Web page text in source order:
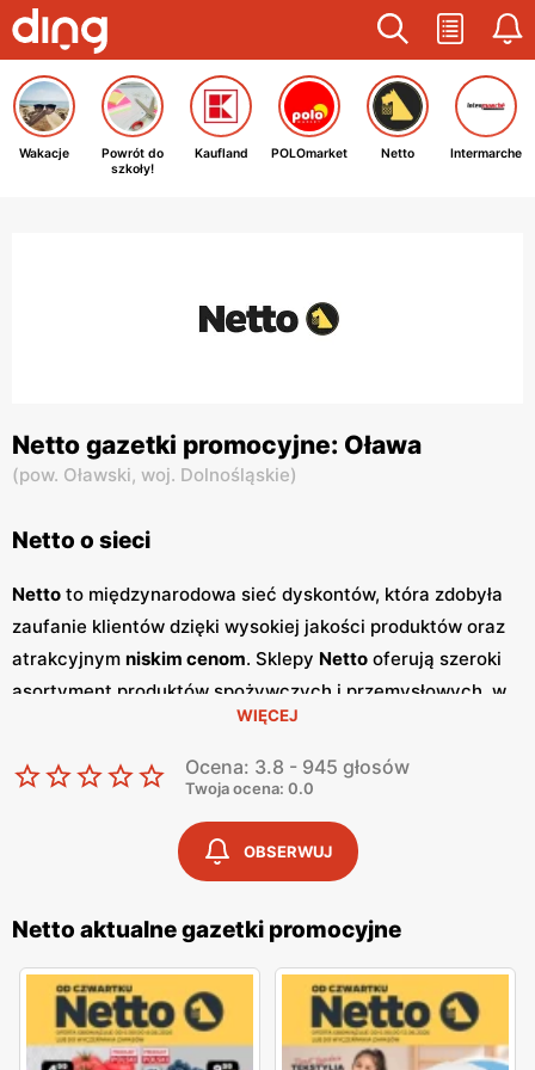
Wakacje
Powrót do
szkoły!
Kaufland POLOmarket Netto Intermarche
Netto gazetki promocyjne: Oława
(pow. Oławski, woj. Dolnośląskie)
Netto o sieci
Netto to międzynarodowa sieć dyskontów, która zdobyła
zaufanie klientów dzięki wysokiej jakości produktów oraz
atrakcyjnym niskim cenom. Sklepy Netto oferują szeroki
asortyment produktów spożywczych i przemysłowych, w
tym świeże owoce i warzywa, pieczywo, nabiał, mięso oraz
artykuły codziennego użytku. Klienci cenią sobie bogaty
wybór oraz częste
promocje, które umożliwiają
oszczędności na zakupach. Jednym z kluczowych
elementów strategii marketingowejNetto
gazetki promocyjne.Gazetki
najnowszepromocje
, specjalne oferty oraz sezonowe
wyprzedaże, dzięki czemu klienci mogą planować swoje
zakupy i korzystać z wyjątkowych okazji cenowych.
Publikacje te są dostępne zarówno w formie papierowej w
sklepach, jak i online, co umożliwia łatwy dostęp do
WIĘCEJ
Ocena: 3.8 - 945 głosów
Twoja ocena: 0.0
OBSERWUJ
Netto aktualne gazetki promocyjne